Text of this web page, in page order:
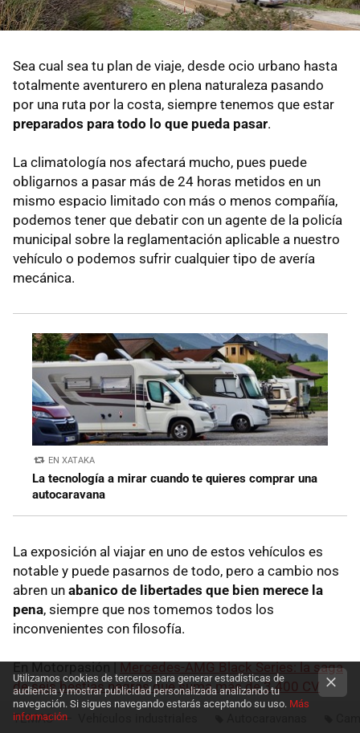
Sea cual sea tu plan de viaje, desde ocio urbano hasta
totalmente aventurero en plena naturaleza pasando
por una ruta por la costa, siempre tenemos que estar
preparados para todo lo que pueda pasar.
La climatología nos afectará mucho, pues puede
obligarnos a pasar más de 24 horas metidos en un
mismo espacio limitado con más o menos compañía,
podemos tener que debatir con un agente de la policía
municipal sobre la reglamentación aplicable a nuestro
vehículo o podemos sufrir cualquier tipo de avería
mecánica.
EN XATAKA
La tecnología a mirar cuando te quieres comprar una
autocaravana
La exposición al viajar en uno de estos vehículos es
notable y puede pasarnos de todo, pero a cambio nos
abren un abanico de libertades que bien merece la
pena, siempre que nos tomemos todos los
inconvenientes con filosofía.
En Motorpasión |Mercedes-AMG Black Series: la saga
de seis bestias negras que suma más de 3.400 CV
TEMAS
Utilizamos cookies de terceros para generar estadísticas de
audiencia y mostrar publicidad personalizada analizando tu
navegación. Si sigues navegando estarás aceptando su uso. Más
información